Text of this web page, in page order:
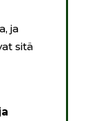
ja
sitä